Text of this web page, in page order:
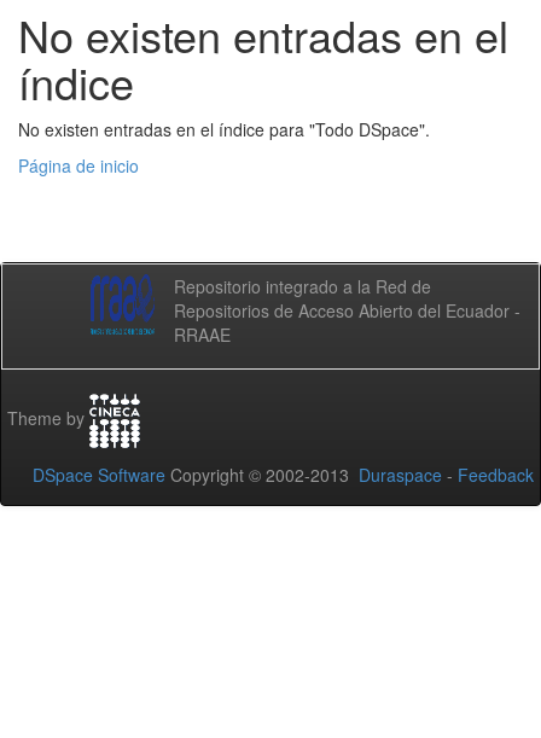
No existen entradas en el
índice
No existen entradas en el índice para "Todo DSpace".
Página de inicio
Repositorio integrado a la Red de
Repositorios de Acceso Abierto del Ecuador -
RRAAE
Theme by
DSpace Software Copyright © 2002-2013 Duraspace - Feedback